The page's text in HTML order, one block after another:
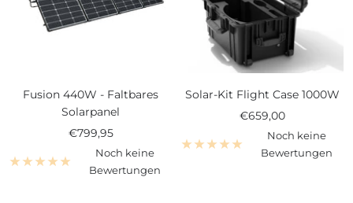
Fusion 440W - Faltbares
Solarpanel
Angebotspreis
€799,95
Noch keine
Bewertungen
Solar-Kit Flight Case 1000W
Angebotspreis
€659,00
Noch keine
Bewertungen